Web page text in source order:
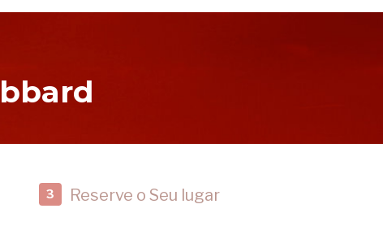
3 Reserve o Seu lugar